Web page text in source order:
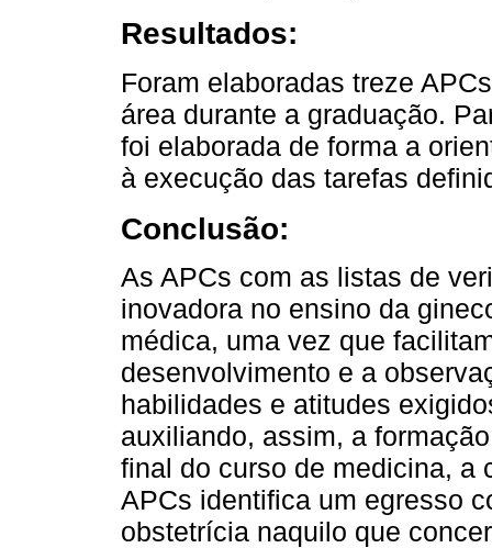
Resultados:
Foram elaboradas treze
área durante a graduação.
foi elaborada de forma a
à execução das tarefas
Conclusão:
As APCs com as listas de
inovadora no ensino da
médica, uma vez que
desenvolvimento e a
habilidades e atitudes
auxiliando, assim, a
final do curso de medicina, a
APCs identifica um egresso
obstetrícia naquilo que